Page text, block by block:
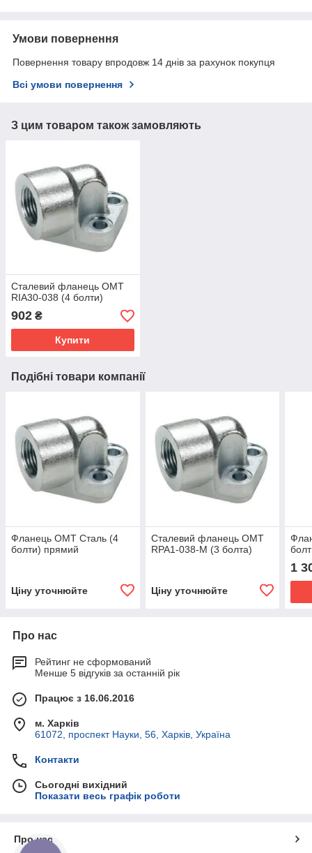
Умови повернення
Повернення товару впродовж 14 днів за рахунок покупця
Всі умови повернення
З цим товаром також замовляють
Сталевий фланець OMT
RIA30-038 (4 болти)
902 ₴
Купити
Подібні товари компанії
Фланець OMT Сталь (4
болти) прямий
Ціну уточнюйте
Сталевий фланець OMT
RPA1-038-M (3 болта)
Ціну уточнюйте
1
Про нас
Рейтинг не сформований
Менше 5 відгуків за останній рік
Працює з 16.06.2016
м. Харків
61072, проспект Науки, 56, Харків, Україна
Контакти
Сьогодні вихідний
Показати весь графік роботи
Про нас